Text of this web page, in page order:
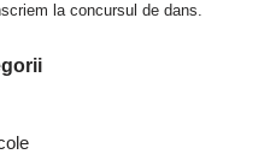
la concursul de dans.